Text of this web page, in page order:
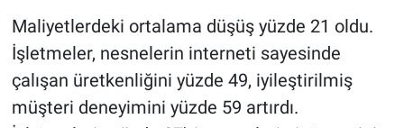
Maliyetlerdeki ortalama düşüş yüzde 21 oldu.
İşletmeler, nesnelerin interneti sayesinde
çalışan üretkenliğini yüzde 49, iyileştirilmiş
müşteri deneyimini yüzde 59 artırdı.